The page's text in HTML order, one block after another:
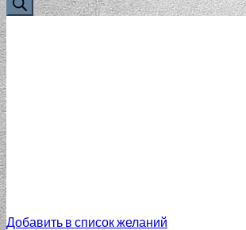
Добавить в список желаний